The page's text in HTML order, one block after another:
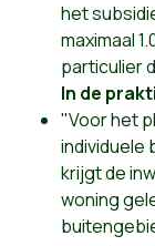
het
maximaal
particulier
In de
"Voor het
individuele
krijgt de
woning